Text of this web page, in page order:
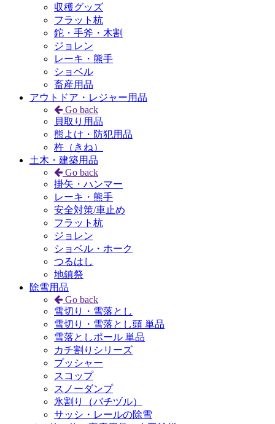
収穫グッズ
フラット杭
鉈・手斧・木割
ジョレン
レーキ・熊手
ショベル
畜産用品
アウトドア・レジャー用品
Go back
貝取り用品
熊よけ・防犯用品
杵（きね）
土木・建築用品
Go back
掛矢・ハンマー
レーキ・熊手
安全対策/車止め
フラット杭
ジョレン
ショベル・ホーク
つるはし
地鎮祭
除雪用品
Go back
雪切り・雪落とし
雪切り・雪落とし頭 単品
雪落としポール 単品
カチ割りシリーズ
プッシャー
スコップ
スノーダンプ
氷割り（バチヅル）
サッシ・レールの除雪